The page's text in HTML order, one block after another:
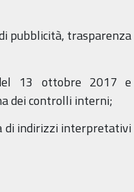
pubblicità, trasparenza
13 ottobre 2017 e
dei controlli interni;
di indirizzi interpretativi